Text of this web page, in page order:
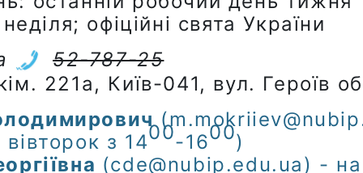
офіційні свята України
52-787-25
221а, Київ-041, вул. Героїв
з 1400-1600)
(cde@nubip.edu.ua) -